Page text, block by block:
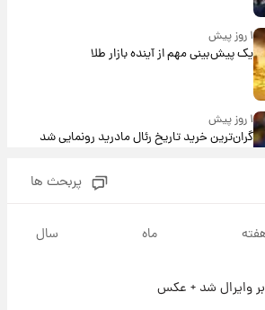
۱ روز پیش
یک پیش‌بینی مهم از آینده بازار طلا
۱ روز پیش
گران‌ترین خرید تاریخ رئال مادرید رونمایی شد
روزها پربارش‌تر خواهند بود؟
۱ روز پیش
پربحث ها
ماه سال
وایرال شد + عکس